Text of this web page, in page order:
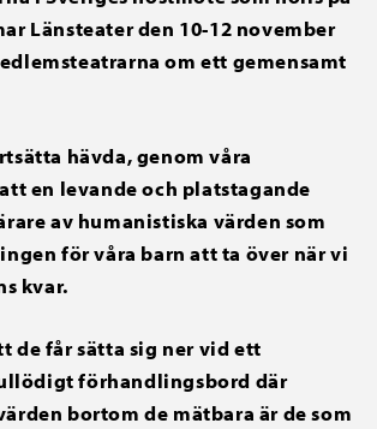
Länsteater den 10-12 november
om ett gemensamt
hävda, genom våra
en levande och platstagande
av humanistiska värden som
för våra barn att ta över när vi
kvar.
de får sätta sig ner vid ett
förhandlingsbord där
bortom de mätbara är de som